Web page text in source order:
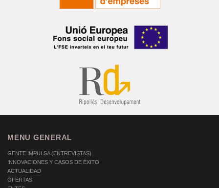
MENU GENERAL
GENTE IMPULSA (ENTREVISTAS)
INNOVACIONES Y CASOS DE ÉXITO
ACTUALIDAD
OFERTAS